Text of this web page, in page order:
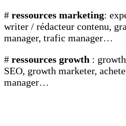
# ressources marketing:
writer / rédacteur contenu,
manager, trafic manager…
# ressources growth :
SEO, growth marketer,
manager…